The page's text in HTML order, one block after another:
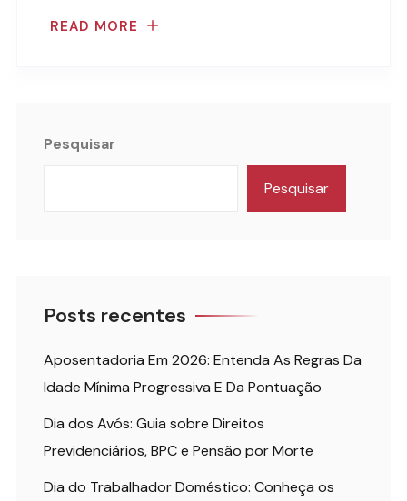
READ MORE
Pesquisar
Pesquisar
Posts recentes
Aposentadoria Em 2026: Entenda As Regras Da
Idade Mínima Progressiva E Da Pontuação
Dia dos Avós: Guia sobre Direitos
Previdenciários, BPC e Pensão por Morte
Dia do Trabalhador Doméstico: Conheça os